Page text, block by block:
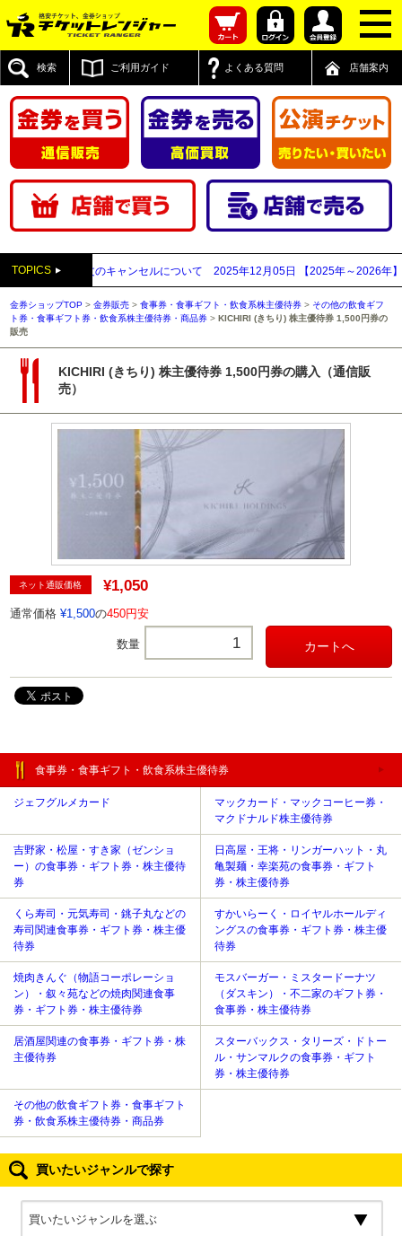
検索 ご利用ガイド よくある質問 店舗案内
TOPICS
れるご注文のキャンセルについて 2025年12月05日 【2025年～2026年】年末
金券ショップTOP >金券販売 >食事券・食事ギフト・飲食系株主優待券 > その他の飲食ギフ
ト券・食事ギフト券・飲食系株主優待券・商品券 >KICHIRI (きちり) 株主優待券 1,500円券の
販売
KICHIRI (きちり) 株主優待券 1,500円券の購入（通信販
売）
ネット通販価格 ¥1,050
通常価格 ¥1,500の450円安
数量
食事券・食事ギフト・飲食系株主優待券
ジェフグルメカード
マックカード・マックコーヒー券・
マクドナルド株主優待券
吉野家・松屋・すき家（ゼンショ
ー）の食事券・ギフト券・株主優待
券
日高屋・王将・リンガーハット・丸
亀製麺・幸楽苑の食事券・ギフト
券・株主優待券
くら寿司・元気寿司・銚子丸などの
寿司関連食事券・ギフト券・株主優
待券
すかいらーく・ロイヤルホールディ
ングスの食事券・ギフト券・株主優
待券
焼肉きんぐ（物語コーポレーショ
ン）・叙々苑などの焼肉関連食事
券・ギフト券・株主優待券
モスバーガー・ミスタードーナツ
（ダスキン）・不二家のギフト券・
食事券・株主優待券
居酒屋関連の食事券・ギフト券・株
主優待券
スターバックス・タリーズ・ドトー
ル・サンマルクの食事券・ギフト
券・株主優待券
その他の飲食ギフト券・食事ギフト
券・飲食系株主優待券・商品券
買いたいジャンルで探す